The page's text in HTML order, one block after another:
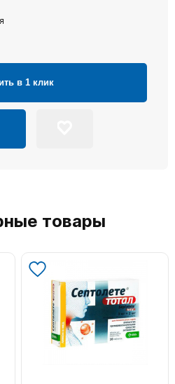
в 1 клик
товары